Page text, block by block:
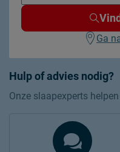
Drooginstructies
Strijkinstructies
Garantie
Leveranciersinformatie
Hulp of advies nodig?
Onze slaapexperts
Ga